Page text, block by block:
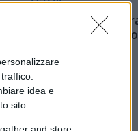
idea e
sito
and store
Meloni aveva
Ceuta